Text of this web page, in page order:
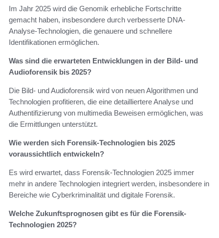
Im Jahr 2025 wird die Genomik erhebliche Fortschritte
gemacht haben, insbesondere durch verbesserte DNA-
Analyse-Technologien, die genauere und schnellere
Identifikationen ermöglichen.
Was sind die erwarteten Entwicklungen in der Bild- und
Audioforensik bis 2025?
Die Bild- und Audioforensik wird von neuen Algorithmen und
Technologien profitieren, die eine detailliertere Analyse und
Authentifizierung von multimedia Beweisen ermöglichen, was
die Ermittlungen unterstützt.
Wie werden sich Forensik-Technologien bis 2025
voraussichtlich entwickeln?
Es wird erwartet, dass Forensik-Technologien 2025 immer
mehr in andere Technologien integriert werden, insbesondere in
Bereiche wie Cyberkriminalität und digitale Forensik.
Welche Zukunftsprognosen gibt es für die Forensik-
Technologien 2025?